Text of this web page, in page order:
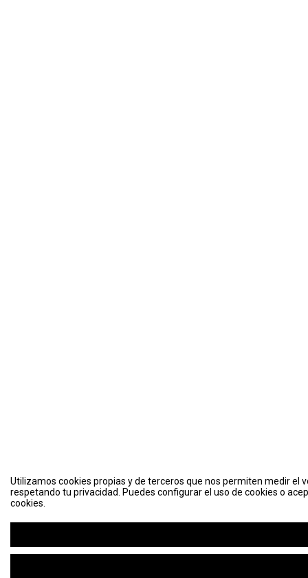
Utilizamos cookies propias y de terceros que nos permiten medir el
respetando tu privacidad. Puedes configurar el uso de cookies o
cookies.